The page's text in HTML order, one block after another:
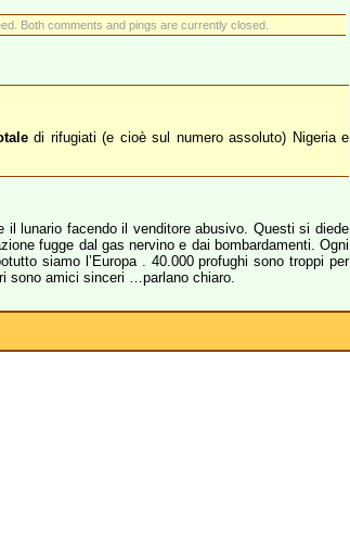
Both comments and pings are currently closed.
di rifugiati (e cioè sul numero assoluto) Nigeria e
lunario facendo il venditore abusivo. Questi si diede
fugge dal gas nervino e dai bombardamenti. Ogni
siamo l’Europa . 40.000 profughi sono troppi per
sono amici sinceri …parlano chiaro.